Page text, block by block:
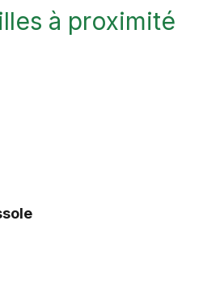
à proximité